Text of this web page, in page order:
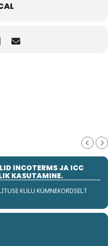
INCOTERMS JA ICC
KASUTAMINE.
KULU KÜMNEKORDSELT